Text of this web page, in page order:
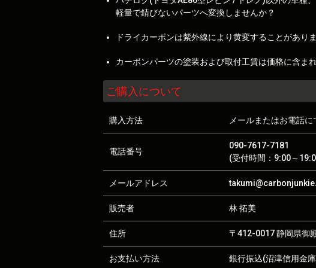
軽量で錆びないパーツへ変換しませんか？
ドライカーボンは紫外線により黄変することがあり
カーボンパーツの塗装および取付工賃は価格に含ま
ご購入について
購入方法 メールまたはお電話に
電話番号
090-7617-7181
(受付時間：9:00～
メールアドレス
販売者 林 拓美
住所 〒412-0017 静岡県御
お支払い方法 銀行振込(沼津信用金